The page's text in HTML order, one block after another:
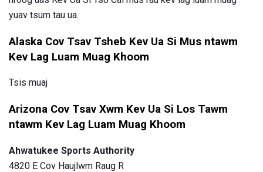
yuav tsum tau ua.
Alaska Cov Tsav Tsheb Kev Ua Si Mus ntawm
Kev Lag Luam Muag Khoom
Tsis muaj
Arizona Cov Tsav Xwm Kev Ua Si Los Tawm
ntawm Kev Lag Luam Muag Khoom
Ahwatukee Sports Authority
4820 E Cov Haujlwm Raug R